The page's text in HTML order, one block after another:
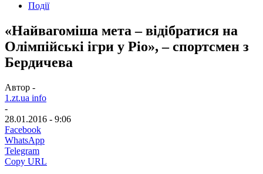
Події
«Найвагоміша мета – відібратися на
Олімпійські ігри у Ріо», – спортсмен з
Бердичева
Автор -
1.zt.ua info
-
28.01.2016 - 9:06
Facebook
WhatsApp
Telegram
Copy URL